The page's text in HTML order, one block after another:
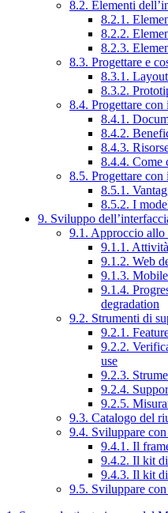
8.2. Elementi
8.2.1.
8.2.2.
8.2.3.
8.3. Progettare e
8.3.1.
8.3.2.
8.4. Progettare con
8.4.1.
8.4.2.
8.4.3.
8.4.4. Come
8.5. Progettare
8.5.1.
8.5.2. I
9. Sviluppo
9.1. Approccio allo
9.1.1.
9.1.2. Web
9.1.3.
9.1.4.
degradation
9.2. Strumenti di
9.2.1.
9.2.2.
use
9.2.3.
9.2.4.
9.2.5.
9.3. Catalogo del
9.4. Sviluppare
9.4.1. Il
9.4.2. Il kit
9.4.3. Il kit
9.5. Sviluppare